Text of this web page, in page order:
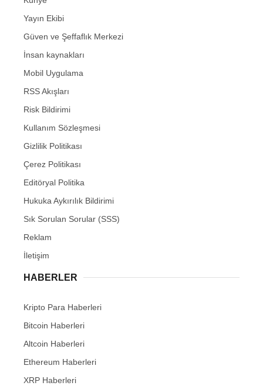
Yayın Ekibi
Güven ve Şeffaflık Merkezi
İnsan kaynakları
Mobil Uygulama
RSS Akışları
Risk Bildirimi
Kullanım Sözleşmesi
Gizlilik Politikası
Çerez Politikası
Editöryal Politika
Hukuka Aykırılık Bildirimi
Sık Sorulan Sorular (SSS)
Reklam
İletişim
HABERLER
Kripto Para Haberleri
Bitcoin Haberleri
Altcoin Haberleri
Ethereum Haberleri
XRP Haberleri